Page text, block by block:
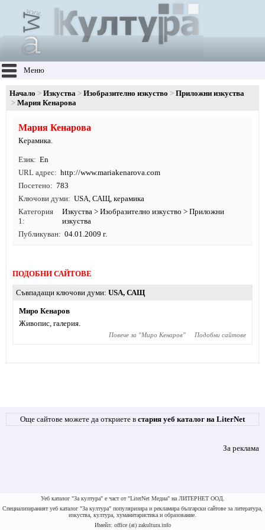
Меню
Начало Изкуства Изобразително изкуство
Приложни изкуства
Мария Кенарова
Мария Кенарова
Керамика.
Език
En
URL адрес
http://www.mariakenarova.com
Посетено
783
Ключови думи
USA, САЩ, керамика
Категория
1
Изкуства >Изобразително изкуство >Приложни
изкуства
Публикуван
04.01.2009 г.
ПОДОБНИ САЙТОВЕ
Съвпадащи ключови думи USA, САЩ
Миро Кенаров
Живопис, галерия.
Повече за "Миро Кенаров" Подобни сайтове
Още сайтове можете да откриете в стария уеб каталог на LiterNet
За реклама
Уеб каталог "За култура" е част от "LiterNet Медиа" на ЛИТЕРНЕТ ООД.
Специализираният уеб каталог "За култура" популяризира и рекламира български сайтове за литература,
изкуства, култура, хуманитаристика и образование.
Имейл: office (at) zakultura.info